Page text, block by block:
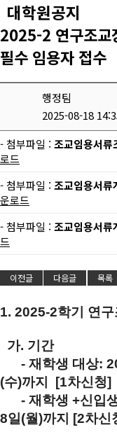
대학원공지
2025-2 연구조교
필수 임용자 접수
행정팀
2025-08-18
- 첨부파일 : 조교임용서
로드
- 첨부파일 : 조교임용서
운로드
- 첨부파일 : 조교임용서
드
이전글 다음글 목록
1. 2025-2학기 연
가. 기간
- 재학생 대상:
(수)까지 [1차신청]
- 재학생 +신입생
8일(월)까지
[2차신